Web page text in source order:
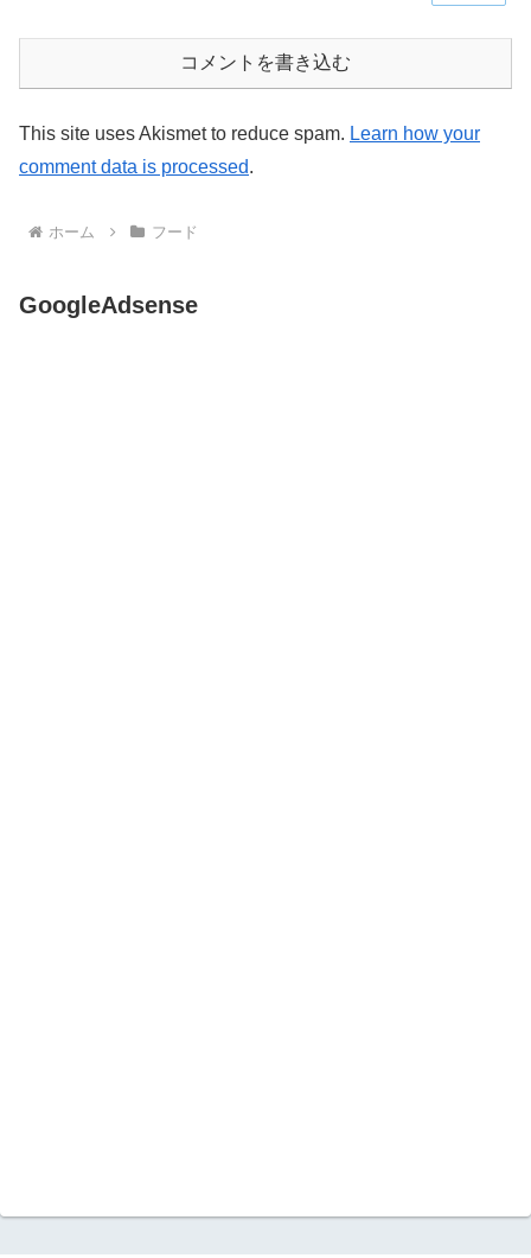
コメントを書き込む
This site uses Akismet to reduce spam. Learn how your
comment data is processed.
ホーム フード
GoogleAdsense